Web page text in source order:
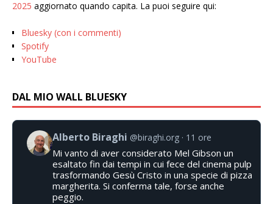
2025 aggiornato quando capita. La puoi seguire qui:
Bluesky (con i commenti)
Spotify
YouTube
DAL MIO WALL BLUESKY
Alberto Biraghi @biraghi.org 11 ore
Mi vanto di aver considerato Mel Gibson un
esaltato fin dai tempi in cui fece del cinema pulp
trasformando Gesù Cristo in una specie di pizza
margherita. Si conferma tale, forse anche
peggio.